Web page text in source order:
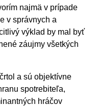
najmä v prípade
v správnych a
výklad by mal byť
záujmy všetkých
a sú objektívne
spotrebiteľa,
hráčov